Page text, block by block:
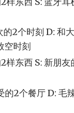
2个时刻 D: 和
空时刻
样东西 S: 新朋
的2个餐厅 D: 毛